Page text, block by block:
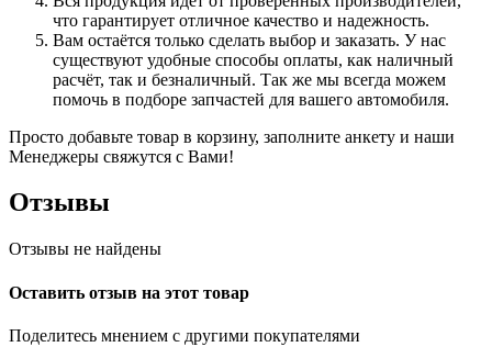
что гарантирует отличное качество и надежность.
Вам остаётся только сделать выбор и заказать. У нас
существуют удобные способы оплаты, как наличный
расчёт, так и безналичный. Так же мы всегда можем
помочь в подборе запчастей для вашего автомобиля.
Просто добавьте товар в корзину, заполните анкету и наши
Менеджеры свяжутся с Вами!
Отзывы
Отзывы не найдены
Оставить отзыв на этот товар
Поделитесь мнением с другими покупателями